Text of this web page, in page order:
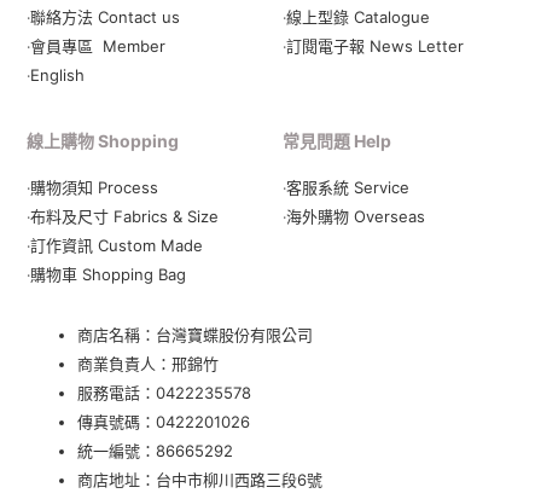
‧聯絡方法 Contact us
‧會員專區 Member
‧English
‧線上型錄 Catalogue
‧訂閱電子報 News Letter
線上購物 Shopping
‧購物須知 Process
‧布料及尺寸 Fabrics & Size
‧訂作資訊 Custom Made
‧購物車 Shopping Bag
常見問題 Help
‧客服系統 Service
‧海外購物 Overseas
商店名稱：台灣寶蝶股份有限公司
商業負責人：邢錦竹
服務電話： 0422235578
傳真號碼：0422201026
統一編號：86665292
商店地址： 台中市柳川西路三段6號